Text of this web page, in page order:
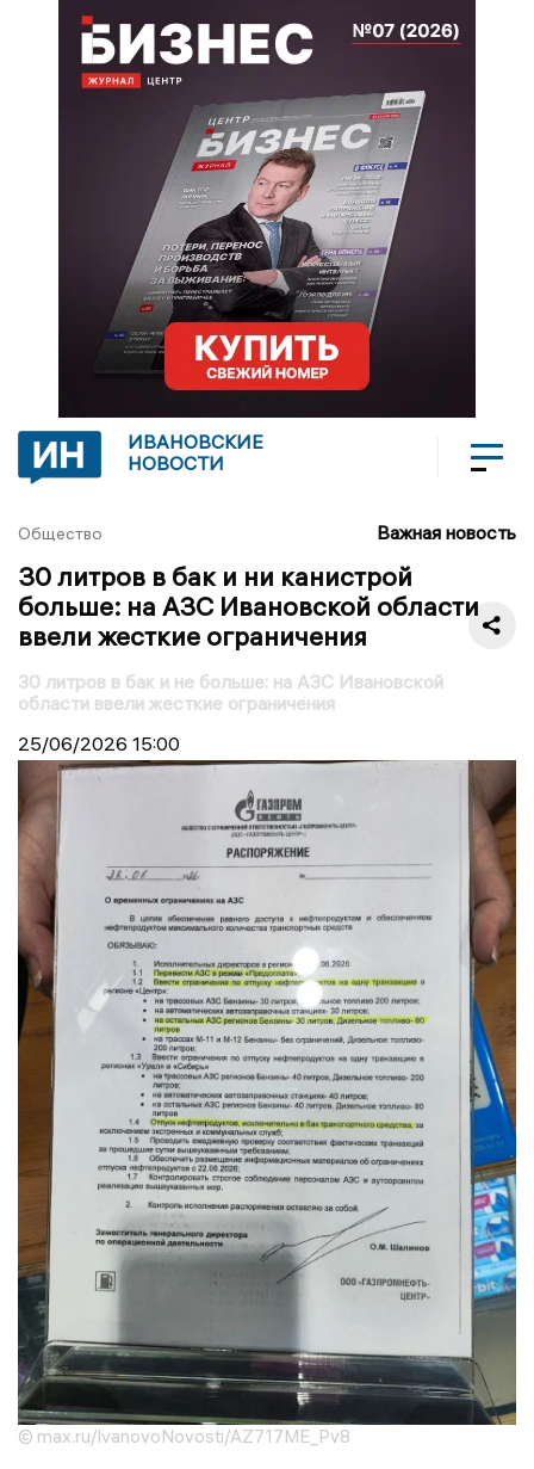
ИВАНОВСКИЕ
НОВОСТИ
Общество Важная новость
30 литров в бак и ни канистрой
больше: на АЗС Ивановской области
ввели жесткие ограничения
30 литров в бак и не больше: на АЗС Ивановской
области ввели жесткие ограничения
25/06/2026 15:00
© max.ru/IvanovoNovosti/AZ717ME_Pv8